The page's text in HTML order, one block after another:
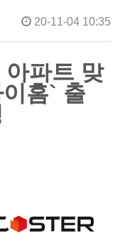
20-11-04 10:35
아파트 맞
홈` 출